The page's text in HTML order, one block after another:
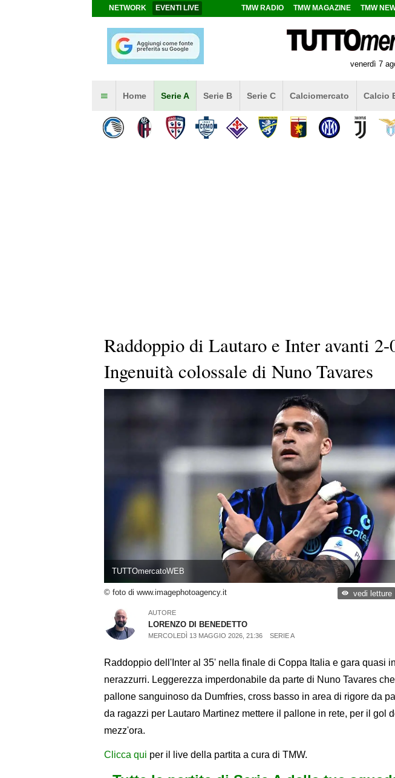
NETWORK EVENTI LIVE TMW RADIO TMW MAGAZINE TMW
venerdì 7
Home Serie A Serie B Serie C Calciomercato Calcio
Raddoppio di Lautaro e Inter avanti
Ingenuità colossale di Nuno Tavares
TUTTOmercatoWEB
© foto di www.imagephotoagency.it vedi letture
AUTORE
LORENZO DI BENEDETTO
MERCOLEDÌ 13 MAGGIO 2026, 21:36 SERIE A
Raddoppio dell'Inter al 35' nella finale di Coppa Italia e gara quasi
nerazzurri. Leggerezza imperdonabile da parte di Nuno Tavares
pallone sanguinoso da Dumfries, cross basso in area di rigore da
da ragazzi per Lautaro Martinez mettere il pallone in rete, per il gol
mezz'ora.
Clicca qui per il live della partita a cura di TMW.